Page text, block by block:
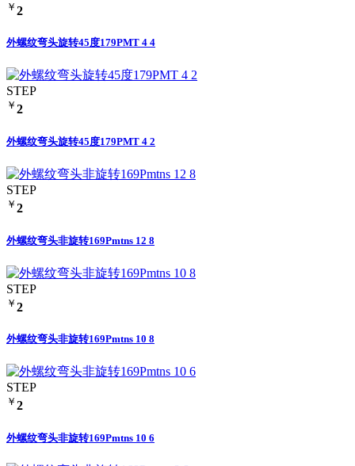
￥ 2
外螺纹弯头旋转45度179PMT 4 4
STEP
￥ 2
外螺纹弯头旋转45度179PMT 4 2
STEP
￥ 2
外螺纹弯头非旋转169Pmtns 12 8
STEP
￥ 2
外螺纹弯头非旋转169Pmtns 10 8
STEP
￥ 2
外螺纹弯头非旋转169Pmtns 10 6